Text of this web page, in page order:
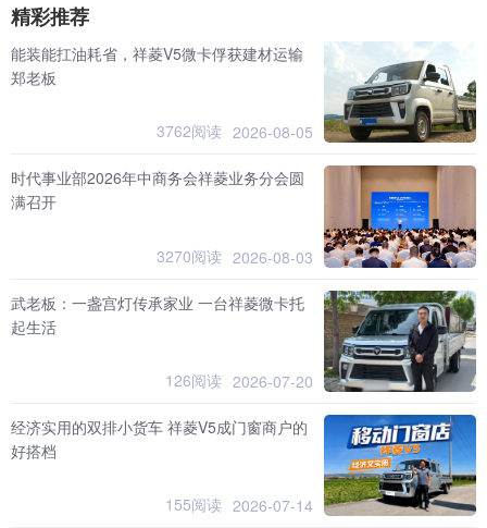
精彩推荐
能装能扛油耗省，祥菱V5微卡俘获建材运输
郑老板
3762阅读 2026-08-05
时代事业部2026年中商务会祥菱业务分会圆
满召开
3270阅读 2026-08-03
武老板：一盏宫灯传承家业 一台祥菱微卡托
起生活
126阅读 2026-07-20
经济实用的双排小货车 祥菱V5成门窗商户的
好搭档
155阅读 2026-07-14